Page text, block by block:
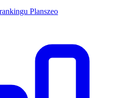
Planszeo